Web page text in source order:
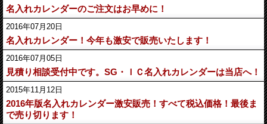
名入れカレンダーのご注文はお早めに！
2016年07月20日
名入れカレンダー！今年も激安で販売いたします！
2016年07月05日
見積り相談受付中です。SG・ＩＣ名入れカレンダーは当店へ！
2015年11月12日
2016年版名入れカレンダー激安販売！すべて税込価格！最後ま
で売り切ります！